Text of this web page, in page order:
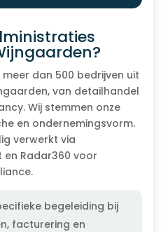
dan 500 bedrijven uit
van detailhandel
Wij stemmen onze
en ondernemingsvorm.
verwerkt via
Radar360 voor
begeleiding bij
facturering en